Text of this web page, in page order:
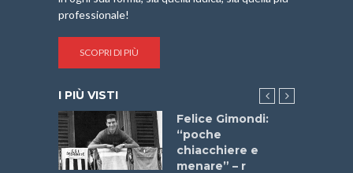
professionale!
SCOPRI DI PIÙ
I PIÙ VISTI
Felice Gimondi:
“poche
chiacchiere e
menare” – r